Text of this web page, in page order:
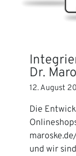
Dr.
12. August
Die
und wir